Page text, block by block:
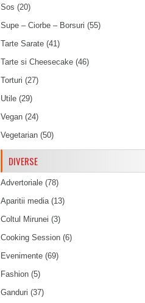
Sos (20)
Supe – Ciorbe – Borsuri (55)
Tarte Sarate (41)
Tarte si Cheesecake (46)
Torturi (27)
Utile (29)
Vegan (24)
Vegetarian (50)
DIVERSE
Advertoriale (78)
Aparitii media(13)
Coltul Mirunei (3)
Cooking Session (6)
Evenimente (69)
Fashion (5)
Ganduri (37)